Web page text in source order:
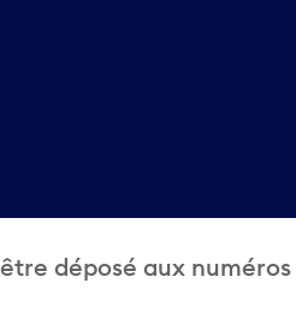
déposé aux